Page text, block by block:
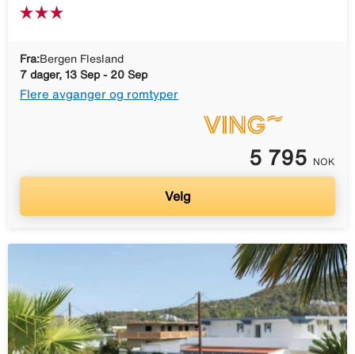
Fra:Bergen Flesland
7 dager, 13 Sep - 20 Sep
Flere avganger og romtyper
5 795 NOK
Velg